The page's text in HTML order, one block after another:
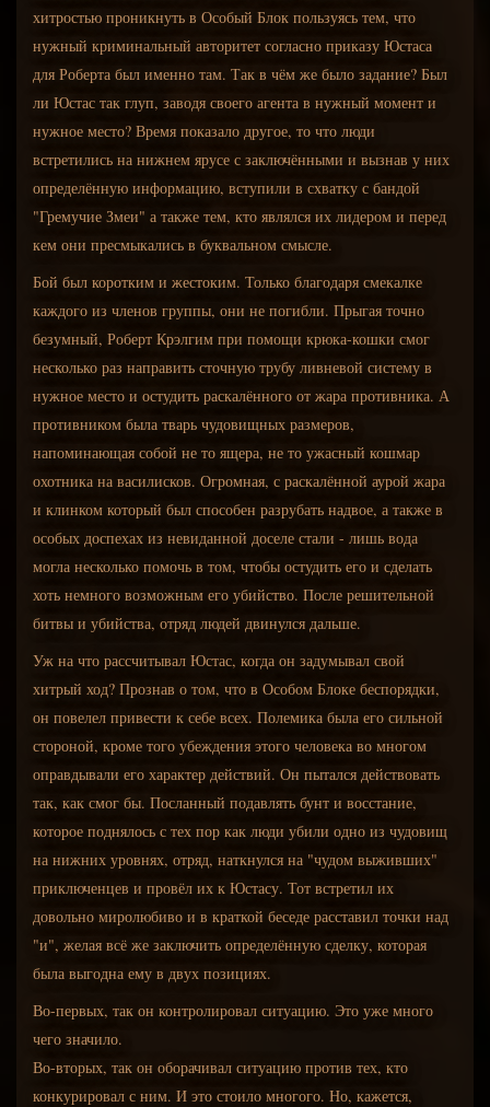
хитростью проникнуть в Особый Блок пользуясь тем, что
нужный криминальный авторитет согласно приказу Юстаса
для Роберта был именно там. Так в чём же было задание? Был
ли Юстас так глуп, заводя своего агента в нужный момент и
нужное место? Время показало другое, то что люди
встретились на нижнем ярусе с заключёнными и вызнав у них
определённую информацию, вступили в схватку с бандой
"Гремучие Змеи" а также тем, кто являлся их лидером и перед
кем они пресмыкались в буквальном смысле.
Бой был коротким и жестоким. Только благодаря смекалке
каждого из членов группы, они не погибли. Прыгая точно
безумный, Роберт Крэлгим при помощи крюка-кошки смог
несколько раз направить сточную трубу ливневой систему в
нужное место и остудить раскалённого от жара противника. А
противником была тварь чудовищных размеров,
напоминающая собой не то ящера, не то ужасный кошмар
охотника на василисков. Огромная, с раскалённой аурой жара
и клинком который был способен разрубать надвое, а также в
особых доспехах из невиданной доселе стали - лишь вода
могла несколько помочь в том, чтобы остудить его и сделать
хоть немного возможным его убийство. После решительной
битвы и убийства, отряд людей двинулся дальше.
Уж на что рассчитывал Юстас, когда он задумывал свой
хитрый ход? Прознав о том, что в Особом Блоке беспорядки,
он повелел привести к себе всех. Полемика была его сильной
стороной, кроме того убеждения этого человека во многом
оправдывали его характер действий. Он пытался действовать
так, как смог бы. Посланный подавлять бунт и восстание,
которое поднялось с тех пор как люди убили одно из чудовищ
на нижних уровнях, отряд, наткнулся на "чудом выживших"
приключенцев и провёл их к Юстасу. Тот встретил их
довольно миролюбиво и в краткой беседе расставил точки над
"и", желая всё же заключить определённую сделку, которая
была выгодна ему в двух позициях.
Во-первых, так он контролировал ситуацию. Это уже много
чего значило.
Во-вторых, так он оборачивал ситуацию против тех, кто
конкурировал с ним. И это стоило многого. Но, кажется,